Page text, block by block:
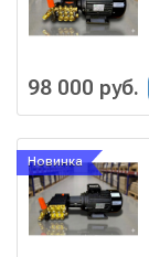
98 000 руб.
Новинка